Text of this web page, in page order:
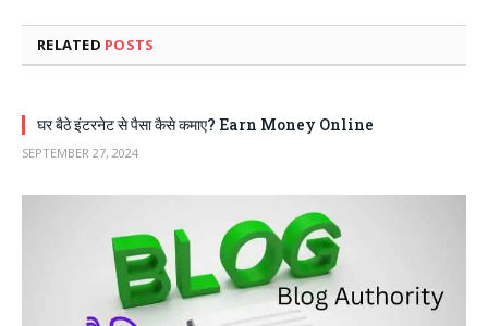
RELATED POSTS
घर बैठे इंटरनेट से पैसा कैसे कमाए? Earn Money Online
SEPTEMBER 27, 2024